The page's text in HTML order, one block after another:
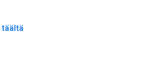
täältä